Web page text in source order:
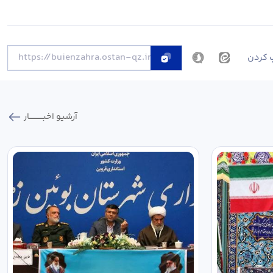
کردن
آرشیو اخبـــــــــــار